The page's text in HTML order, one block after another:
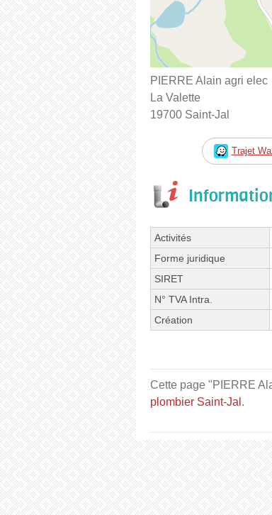
PIERRE Alain agri elec
La Valette
19700 Saint-Jal
Trajet
Activités
Forme juridique
SIRET
N° TVA Intra.
Création
Cette page "PIERRE
plombier Saint-Jal .